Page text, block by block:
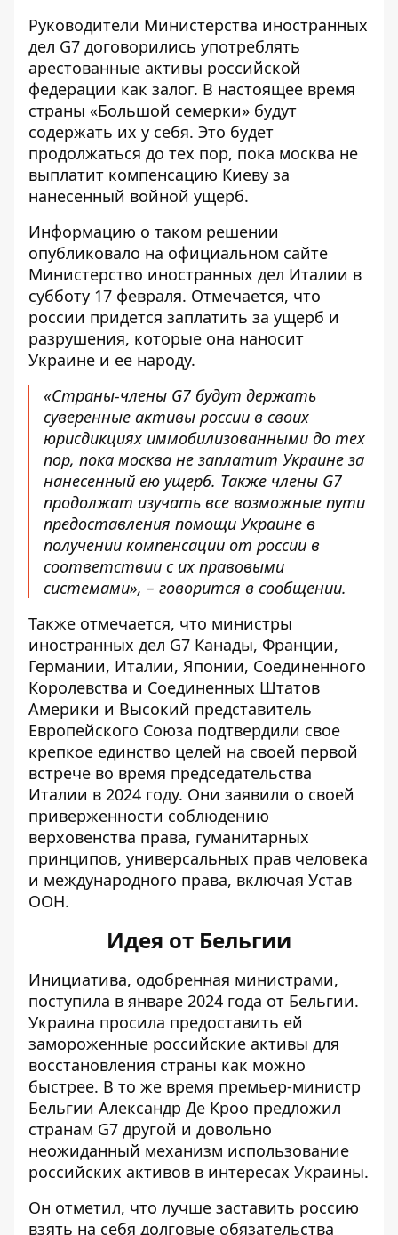
Руководители Министерства иностранных
дел G7 договорились употреблять
арестованные активы российской
федерации как залог. В настоящее время
страны «Большой семерки» будут
содержать их у себя. Это будет
продолжаться до тех пор, пока москва не
выплатит компенсацию Киеву за
нанесенный войной ущерб.
Информацию о таком решении
опубликовало на официальном сайте
Министерство иностранных дел Италии в
субботу 17 февраля. Отмечается, что
россии придется заплатить за ущерб и
разрушения, которые она наносит
Украине и ее народу.
«Страны-члены G7 будут держать
суверенные активы россии в своих
юрисдикциях иммобилизованными до тех
пор, пока москва не заплатит Украине за
нанесенный ею ущерб. Также члены G7
продолжат изучать все возможные пути
предоставления помощи Украине в
получении компенсации от россии в
соответствии с их правовыми
системами», – говорится в сообщении.
Также отмечается, что министры
иностранных дел G7 Канады, Франции,
Германии, Италии, Японии, Соединенного
Королевства и Соединенных Штатов
Америки и Высокий представитель
Европейского Союза подтвердили свое
крепкое единство целей на своей первой
встрече во время председательства
Италии в 2024 году. Они заявили о своей
приверженности соблюдению
верховенства права, гуманитарных
принципов, универсальных прав человека
и международного права, включая Устав
ООН.
Идея от Бельгии
Инициатива, одобренная министрами,
поступила в январе 2024 года от Бельгии.
Украина просила предоставить ей
замороженные российские активы для
восстановления страны как можно
быстрее. В то же время премьер-министр
Бельгии Александр Де Кроо предложил
странам G7 другой и довольно
неожиданный механизм использование
российских активов в интересах Украины.
Он отметил, что лучше заставить россию
взять на себя долговые обязательства